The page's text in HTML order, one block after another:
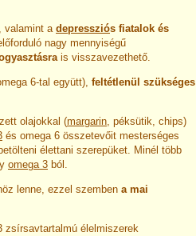
, valamint a depressziós fiatalok és
nagy mennyiségű
is visszavezethető.
6-tal együtt), feltétlenül szükséges
olajokkal (margarin, péksütik, chips)
és omega 6 összetevőit mesterséges
élettani szerepüket. Minél több
omega 3 ból.
lenne, ezzel szemben a mai
zsírsavtartalmú élelmiszerek